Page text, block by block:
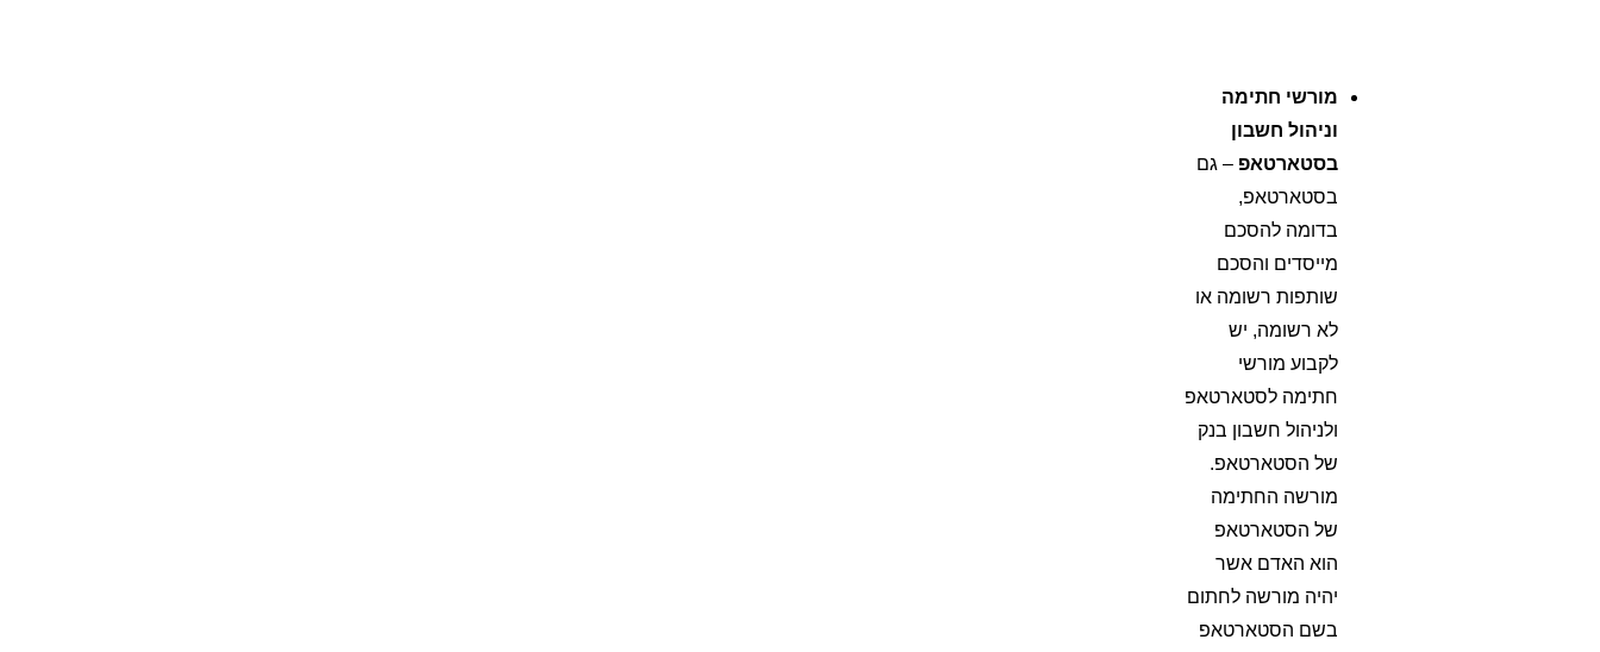
מורשי חתימה
וניהול חשבון
בסטארטאפ – גם
בסטארטאפ,
בדומה להסכם
מייסדים והסכם
שותפות רשומה או
לא רשומה, יש
לקבוע מורשי
חתימה לסטארטאפ
ולניהול חשבון בנק
של הסטארטאפ.
מורשה החתימה
של הסטארטאפ
הוא האדם אשר
יהיה מורשה לחתום
בשם הסטארטאפ